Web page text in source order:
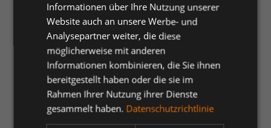
Gelb/Blue Ink Gelb/Grün Gelb/Schwarz Hi-vis Orange
Orange/Anthrazit Grau Orange/Blue ink
Rot/Schwarz
Größeauswählen
23 24 25 26 27
Informationen über Ihre Nutzung unserer
Website auch an unsere Werbe- und
Analysepartner weiter, die diese
möglicherweise mit anderen
Informationen kombinieren, die Sie ihnen
bereitgestellt haben oder die sie im
Rahmen Ihrer Nutzung ihrer Dienste
gesammelt haben. Datenschutzrichtlinie